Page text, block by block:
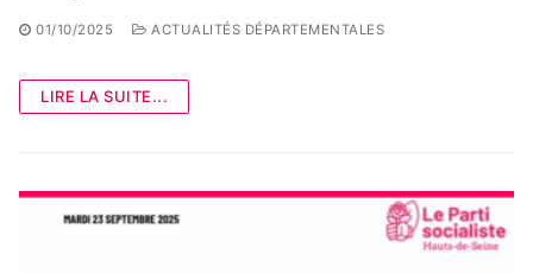
01/10/2025 ACTUALITÉS DÉPARTEMENTALES
LIRE LA SUITE...